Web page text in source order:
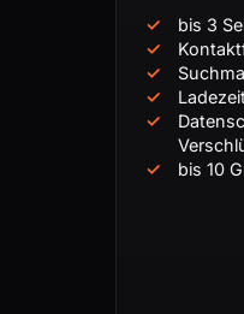
bis 3
bis 10